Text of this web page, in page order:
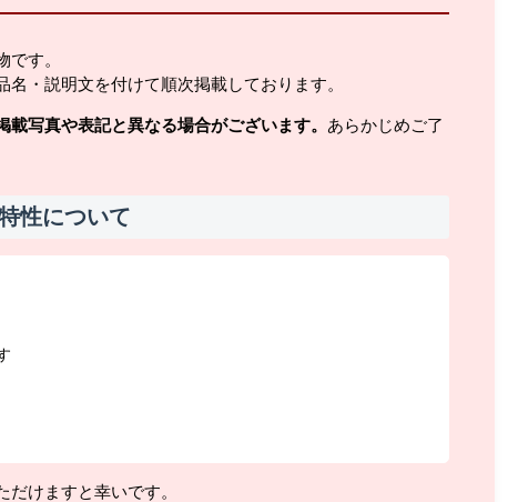
す。
・説明文を付けて順次掲載しております。
写真や表記と異なる場合がございます。 あらかじめご了
性について
だけますと幸いです。